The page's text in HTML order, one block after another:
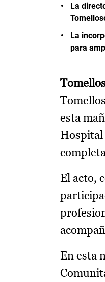
La
La
para
esta
Hospital
El acto,
En esta